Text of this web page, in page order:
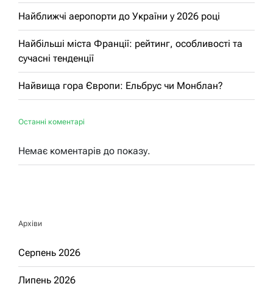
Найближчі аеропорти до України у 2026 році
Найбільші міста Франції: рейтинг, особливості та
сучасні тенденції
Найвища гора Європи: Ельбрус чи Монблан?
Останні коментарі
Немає коментарів до показу.
Архіви
Серпень 2026
Липень 2026